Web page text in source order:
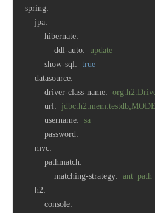
spring:
jpa:
hibernate:
ddl-auto: update
show-sql: true
datasource:
driver-class-name:
url:
username: sa
password:
mvc:
pathmatch:
matching-strategy:
h2:
console: